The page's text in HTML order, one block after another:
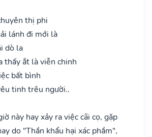
thị phi
lánh đi mới là
dò la
thấy ắt là viễn chinh
bất bình
tinh trêu người..
này hay xảy ra việc cãi cọ, gặp
do "Thần khẩu hại xác phầm",